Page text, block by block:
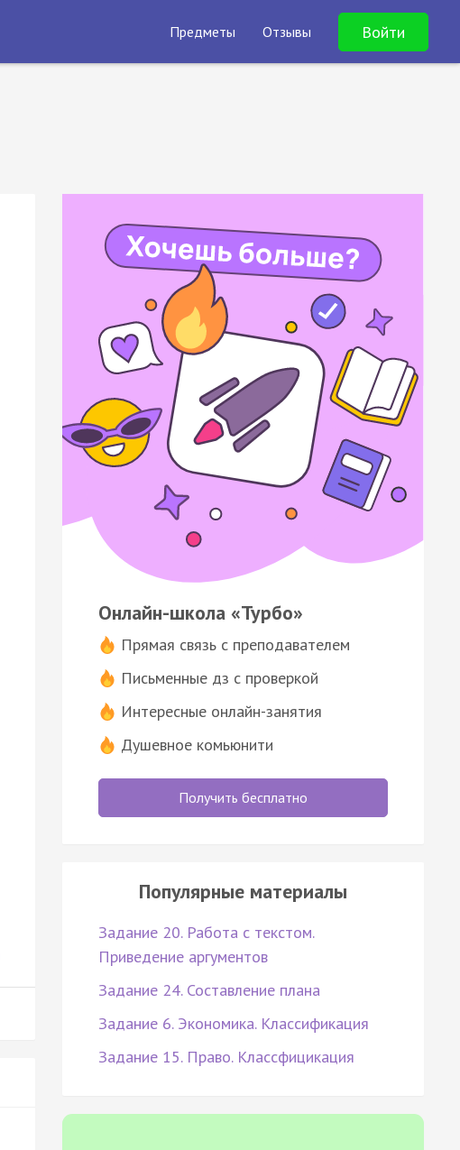
Предметы Отзывы Войти
Онлайн-школа «Турбо»
Прямая связь с преподавателем
Письменные дз с проверкой
Интересные онлайн-занятия
Душевное комьюнити
Получить бесплатно
Популярные материалы
Задание 20. Работа с текстом.
Приведение аргументов
Задание 24. Составление плана
Задание 6. Экономика. Классификация
Задание 15. Право. Классфицикация